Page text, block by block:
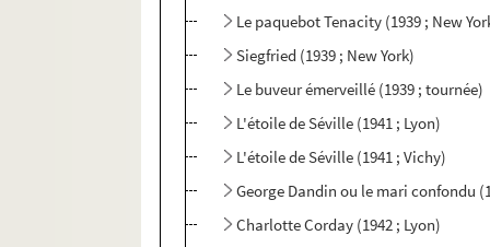
Le paquebot Tenacity (1939 ; New
Siegfried (1939 ; New York)
Le buveur émerveillé (1939 ; tournée)
L'étoile de Séville (1941 ; Lyon)
L'étoile de Séville (1941 ; Vichy)
George Dandin ou le mari confondu
Charlotte Corday (1942 ; Lyon)